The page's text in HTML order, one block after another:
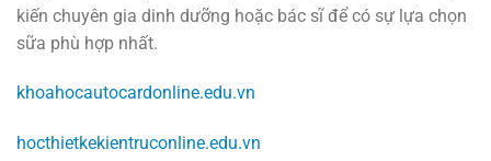
kiến chuyên gia dinh dưỡng hoặc bác sĩ để có sự lựa chọn
sữa phù hợp nhất.
khoahocautocardonline.edu.vn
hocthietkekientruconline.edu.vn